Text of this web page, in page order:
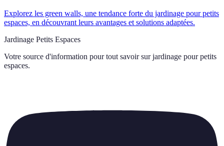
Explorez les green walls, une tendance forte du jardinage pour petits
espaces, en découvrant leurs avantages et solutions adaptées.
Jardinage Petits Espaces
Votre source d'information pour tout savoir sur jardinage pour petits
espaces.